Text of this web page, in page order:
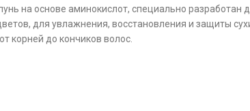
на основе аминокислот, специально
для увлажнения, восстановления и защиты
корней до кончиков волос.